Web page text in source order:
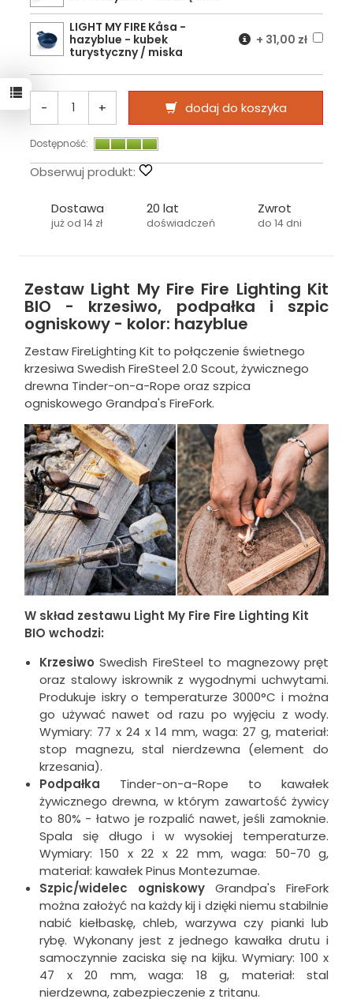
LIGHT MY FIRE Kåsa -
hazyblue - kubek
turystyczny / miska
+ 31,00 zł
- + dodaj do koszyka
Dostępność:
Obserwuj produkt:
Dostawa
już od 14 zł
20 lat
doświadczeń
Zwrot
do 14 dni
Zestaw Light My Fire Fire Lighting Kit
BIO - krzesiwo, podpałka i szpic
ogniskowy - kolor: hazyblue
Zestaw FireLighting Kit to połączenie świetnego
krzesiwa Swedish FireSteel 2.0 Scout, żywicznego
drewna Tinder-on-a-Rope oraz szpica
ogniskowego Grandpa's FireFork.
W skład zestawu Light My Fire Fire Lighting Kit
BIO wchodzi:
Krzesiwo Swedish FireSteel to magnezowy pręt
oraz stalowy iskrownik z wygodnymi uchwytami.
Produkuje iskry o temperaturze 3000°C i można
go używać nawet od razu po wyjęciu z wody.
Wymiary: 77 x 24 x 14 mm, waga: 27 g, materiał:
stop magnezu, stal nierdzewna (element do
krzesania).
Podpałka Tinder-on-a-Rope to kawałek
żywicznego drewna, w którym zawartość żywicy
to 80% - łatwo je rozpalić nawet, jeśli zamoknie.
Spala się długo i w wysokiej temperaturze.
Wymiary: 150 x 22 x 22 mm, waga: 50-70 g,
materiał: kawałek Pinus Montezumae.
Szpic/widelec ogniskowy Grandpa's FireFork
można założyć na każdy kij i dzięki niemu stabilnie
nabić kiełbaskę, chleb, warzywa czy pianki lub
rybę. Wykonany jest z jednego kawałka drutu i
samoczynnie zaciska się na kijku. Wymiary: 100 x
47 x 20 mm, waga: 18 g, materiał: stal
nierdzewna, zabezpieczenie z tritanu.